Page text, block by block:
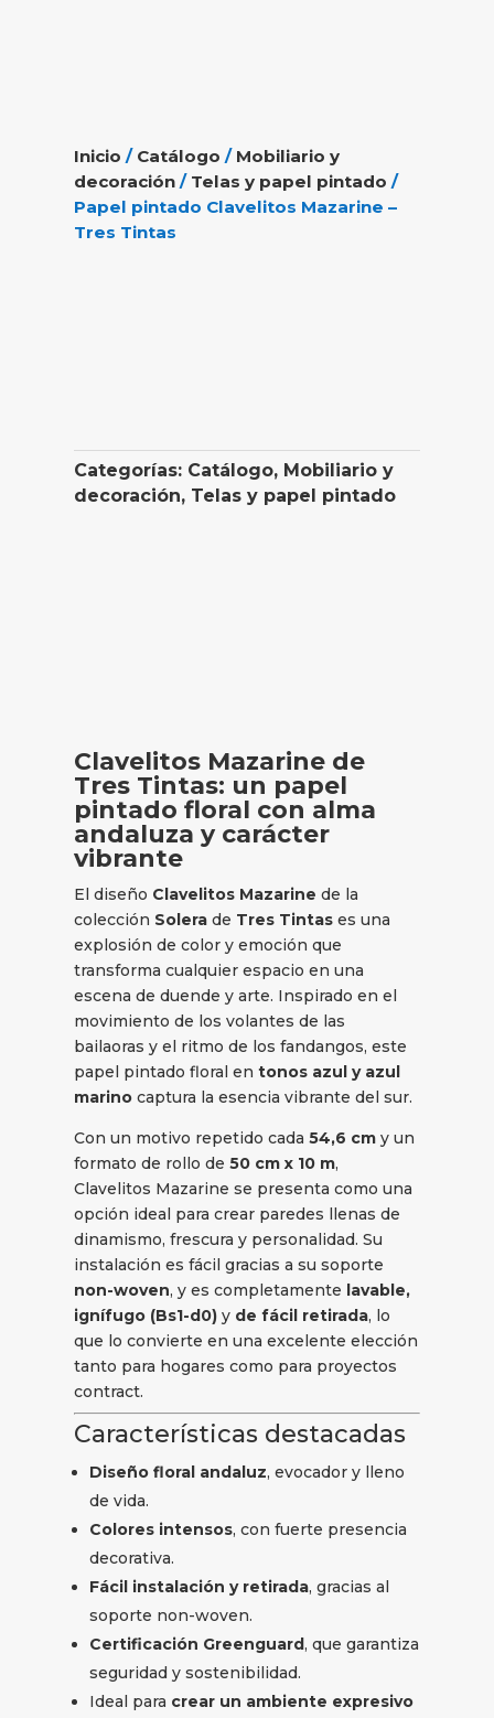
Inicio / Catálogo / Mobiliario y
decoración / Telas y papel pintado /
Papel pintado Clavelitos Mazarine –
Tres Tintas
Categorías: Catálogo, Mobiliario y
decoración, Telas y papel pintado
Clavelitos Mazarine de
Tres Tintas: un papel
pintado floral con alma
andaluza y carácter
vibrante
El diseño Clavelitos Mazarine de la
colección Solera de Tres Tintas es una
explosión de color y emoción que
transforma cualquier espacio en una
escena de duende y arte. Inspirado en el
movimiento de los volantes de las
bailaoras y el ritmo de los fandangos, este
papel pintado floral entonos azul y azul
marino captura la esencia vibrante del sur.
Con un motivo repetido cada54,6 cm y un
formato de rollo de50 cm x 10 m,
Clavelitos Mazarine se presenta como una
opción ideal para crear paredes llenas de
dinamismo, frescura y personalidad. Su
instalación es fácil gracias a su soporte
non-woven, y es completamente lavable,
ignífugo (Bs1-d0) y de fácil retirada, lo
que lo convierte en una excelente elección
tanto para hogares como para proyectos
contract.
Características destacadas
Diseño floral andaluz, evocador y lleno
de vida.
Colores intensos, con fuerte presencia
decorativa.
Fácil instalación y retirada, gracias al
soporte non-woven.
Certificación Greenguard, que garantiza
seguridad y sostenibilidad.
Ideal para crear un ambiente expresivo